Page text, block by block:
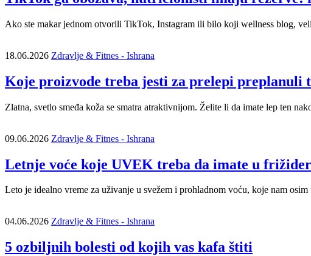
Ako ste makar jednom otvorili TikTok, Instagram ili bilo koji wellness blog,
18.06.2026 Zdravlje & Fitnes - Ishrana
Koje proizvode treba jesti za prelepi preplanuli
Zlatna, svetlo smeđa koža se smatra atraktivnijom. Želite li da imate lep ten
09.06.2026 Zdravlje & Fitnes - Ishrana
Letnje voće koje UVEK treba da imate u
Leto je idealno vreme za uživanje u svežem i prohladnom voću, koje nam
04.06.2026 Zdravlje & Fitnes - Ishrana
5 ozbiljnih bolesti od kojih vas kafa štiti